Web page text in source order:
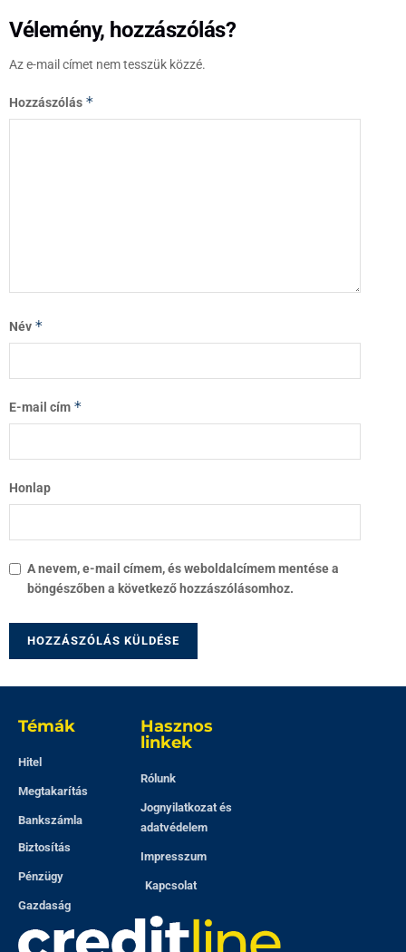
Vélemény, hozzászólás?
Az e-mail címet nem tesszük közzé.
Hozzászólás *
Név *
E-mail cím *
Honlap
A nevem, e-mail címem, és weboldalcímem mentése a
böngészőben a következő hozzászólásomhoz.
Témák
Hitel
Megtakarítás
Bankszámla
Biztosítás
Pénzügy
Gazdaság
Hasznos
linkek
Rólunk
Jognyilatkozat és
adatvédelem
Impresszum
Kapcsolat